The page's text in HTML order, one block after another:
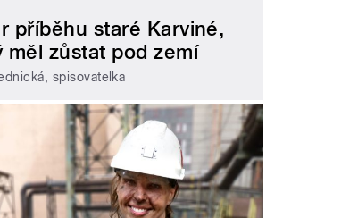
příběhu staré Karviné,
měl zůstat pod zemí
spisovatelka